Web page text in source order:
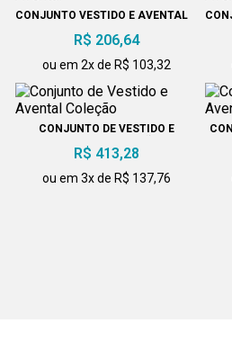
CONJUNTO VESTIDO E AVENTAL
R$ 206,64
ou em 2x de R$ 103,32
CONJUNTO DE VESTIDO E
R$ 413,28
ou em 3x de R$ 137,76